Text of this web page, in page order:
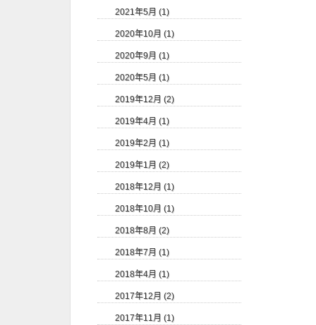
2021年5月 (1)
2020年10月 (1)
2020年9月 (1)
2020年5月 (1)
2019年12月 (2)
2019年4月 (1)
2019年2月 (1)
2019年1月 (2)
2018年12月 (1)
2018年10月 (1)
2018年8月 (2)
2018年7月 (1)
2018年4月 (1)
2017年12月 (2)
2017年11月 (1)